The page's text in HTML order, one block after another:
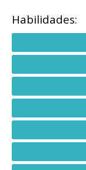
Habilidades: